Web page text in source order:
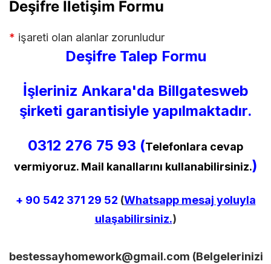
Deşifre İletişim Formu
* işareti olan alanlar zorunludur
Deşifre Talep Formu
İşleriniz Ankara'da Billgatesweb
şirketi garantisiyle yapılmaktadır.
0312 276 75 93 (Telefonlara cevap
vermiyoruz. Mail kanallarını kullanabilirsiniz.)
+ 90 542 371 29 52 (Whatsapp mesaj yoluyla
ulaşabilirsiniz.)
bestessayhomework@gmail.com (Belgelerinizi